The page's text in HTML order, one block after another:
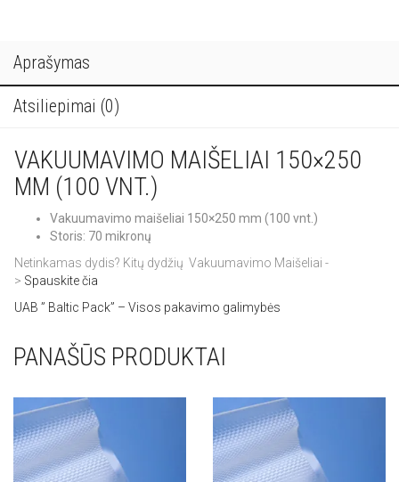
Aprašymas
Atsiliepimai (0)
VAKUUMAVIMO MAIŠELIAI 150×250
MM (100 VNT.)
Vakuumavimo maišeliai 150×250 mm (100 vnt.)
Storis: 70 mikronų
Netinkamas dydis? Kitų dydžių Vakuumavimo Maišeliai -
> Spauskite čia
UAB ” Baltic Pack” – Visos pakavimo galimybės
PANAŠŪS PRODUKTAI